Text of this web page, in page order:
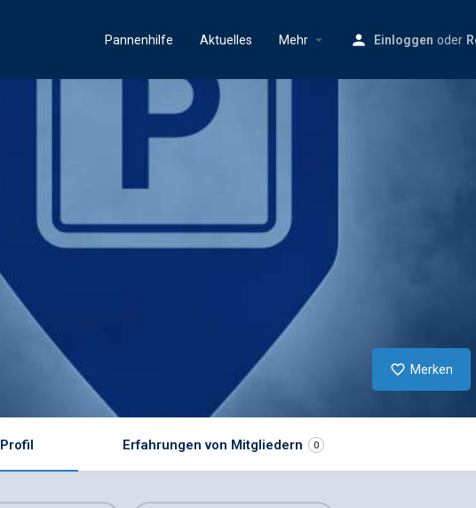
Pannenhilfe Aktuelles Mehr Einloggen oder
Merken
Profil Erfahrungen von Mitgliedern 0